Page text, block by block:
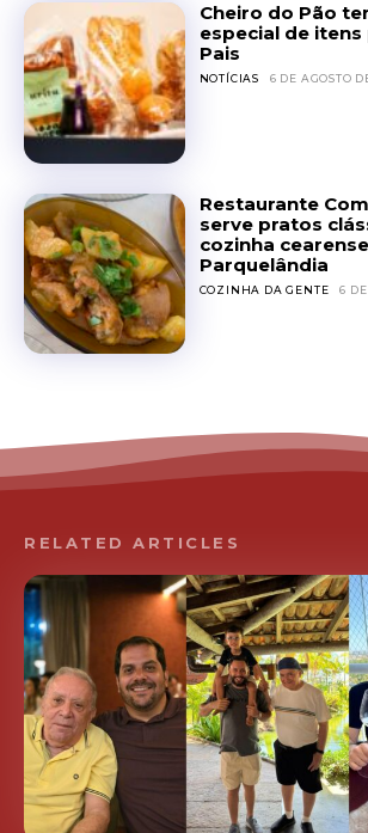
Cheiro do Pão
especial de itens
Pais
NOTÍCIAS 6 DE AGOSTO
Restaurante
serve pratos
cozinha
Parquelândia
COZINHA DA GENTE 6
RELATED ARTICLES